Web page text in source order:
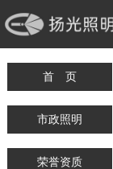
首 页
市政照明
荣誉资质